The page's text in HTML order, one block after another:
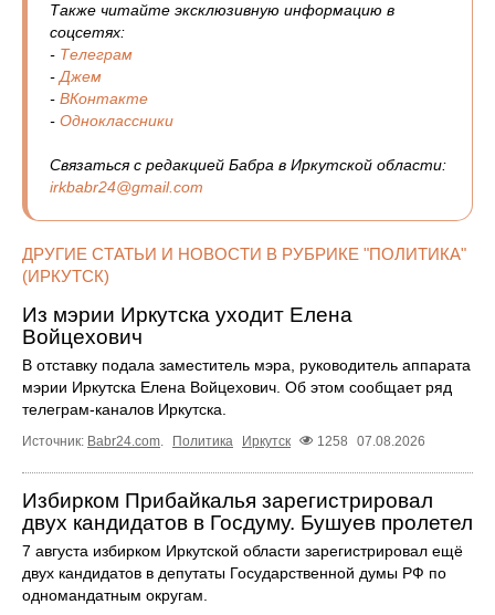
Также читайте эксклюзивную информацию в
соцсетях:
- Телеграм
- Джем
- ВКонтакте
- Одноклассники
Связаться с редакцией Бабра в Иркутской области:
irkbabr24@gmail.com
ДРУГИЕ СТАТЬИ И НОВОСТИ В РУБРИКЕ "ПОЛИТИКА"
(ИРКУТСК)
Из мэрии Иркутска уходит Елена
Войцехович
В отставку подала заместитель мэра, руководитель аппарата
мэрии Иркутска Елена Войцехович. Об этом сообщает ряд
телеграм‑каналов Иркутска.
Источник: Babr24.com. Политика Иркутск 1258 07.08.2026
Избирком Прибайкалья зарегистрировал
двух кандидатов в Госдуму. Бушуев пролетел
7 августа избирком Иркутской области зарегистрировал ещё
двух кандидатов в депутаты Государственной думы РФ по
одномандатным округам.